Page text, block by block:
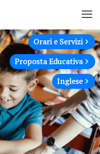
Orari e Servizi
Proposta Educativa
Inglese